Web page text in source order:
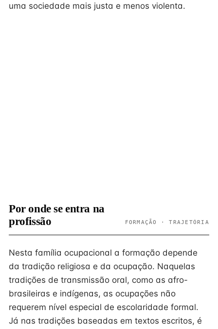
uma sociedade mais justa e menos violenta.
Por onde se entra na
profissão
FORMAÇÃO · TRAJETÓRIA
Nesta família ocupacional a formação depende
da tradição religiosa e da ocupação. Naquelas
tradições de transmissão oral, como as afro-
brasileiras e indígenas, as ocupações não
requerem nível especial de escolaridade formal.
Já nas tradições baseadas em textos escritos, é